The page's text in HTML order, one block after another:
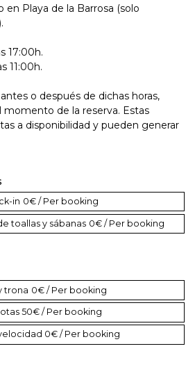
Playa de la Barrosa (solo
17:00h.
11:00h.
o después de dichas horas,
momento de la reserva. Estas
a disponibilidad y pueden generar
in 0€ / Per booking
toallas y sábanas 0€ / Per booking
trona 0€ / Per booking
50€ / Per booking
0€ / Per booking